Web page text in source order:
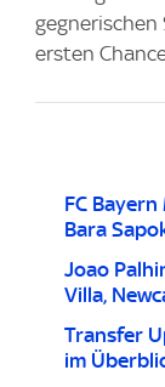
gegnerischen
ersten
FC
Bara
Joao
Villa,
Transfer
im